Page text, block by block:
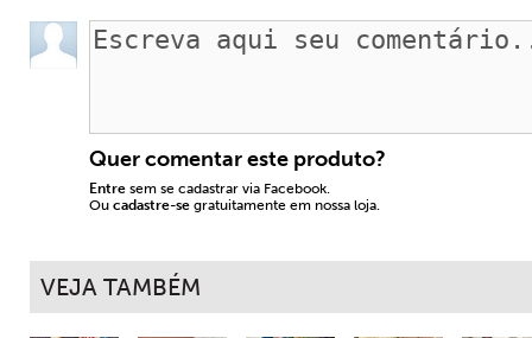
Quer comentar este produto?
Entre sem se cadastrar via Facebook.
Ou cadastre-se gratuitamente em nossa loja.
VEJA TAMBÉM